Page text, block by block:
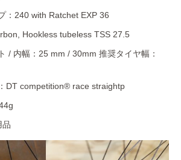
：240 with Ratchet EXP 36
Hookless tubeless TSS 27.5
/ 内幅：25 mm / 30mm 推奨タイヤ幅：
DT competition® race straightp